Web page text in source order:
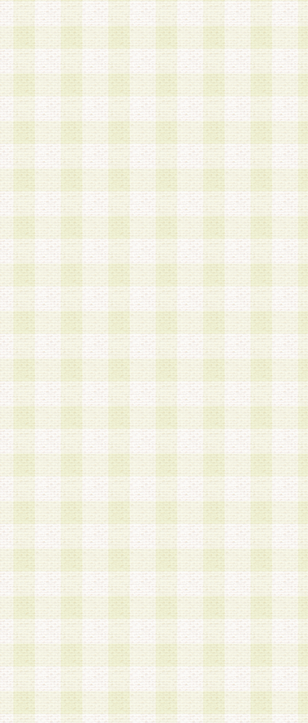
のとします。
第5条 会員の登録情報
1.当社は、会員の登録情報に含まれる氏名・住所
アドレス等会員個人を識別できる情報を当社が別
シーポリシー
」に基づき適切に取り扱うものとし
は、当該個人情報を以下の各号に定める目的に利
す。なお、これら事項以外の目的で個人情報を利
かじめ会員の同意を得たうえで利用するものとし
a.本サービスの実施または運営
b.本サービスに係る謝礼、景品、調査サンプル品
c.会員からの電話、メール等の問い合わせなどへ
d.その他これらに付随する業務
2.当社は、会員個人を識別することのできる情報
会員情報を本人の承諾なく第三者に開示すること
人を識別できる情報について第三者に開示または
社は事前に会員本人の同意を得るものとします。
3.前項の定めに拘わらず、当社は、以下の目的に
意を 得ることなく、会員個人を識別できる情報
づき選定した委託業者に対して当社の責任におい
できるものとします。な お、当社は、当該委託
契約を締結しこれを遵守させるとともに、本規約
の注意をもって当該情報を使用させるものとし ま
a.本サービスに係る謝礼、景品、調査サンプル品
b.会員からの電話、メール等の問い合わせなどへ
c.モバイルリサーチ、またはグループ形式による
実施もしくは運営
d.その他これらに付随する業務
4.会員は、住所、電話番号その他の登録情報につ
合は、速やかに当社所定の変更手続きを行うもの
5.当社は、必要と認めた場合、会員に対して、電
手段により登録情報の対象者が会員登録者本人で
の内容が正確であること、アンケートの回答内容
うことができるものとます。
6.会員は、会員登録後当社が定期的に行う登録情
して、当社指定の期間内に更新手続きを行うもの
該期間内に更新手続きを行わない場合、その時点
発行したポイントは失効されるものとします。